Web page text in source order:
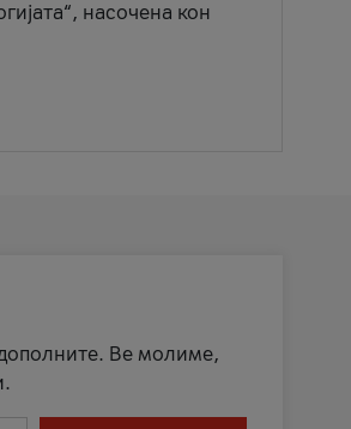
насочена кон
Ве молиме,